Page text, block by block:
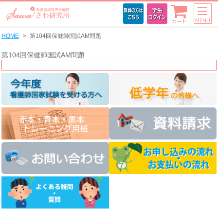
カート MENU
HOME 第104回保健師国試AM問題
第104回保健師国試AM問題